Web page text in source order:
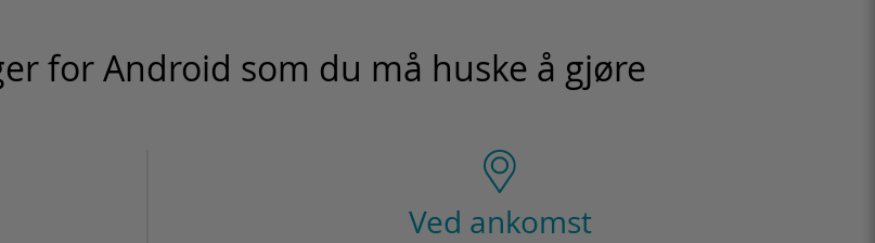
for Android som du må huske å gjøre​
Ved ankomst